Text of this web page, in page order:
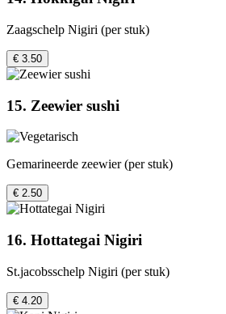
Zaagschelp Nigiri (per stuk)
€ 3.50
15. Zeewier sushi
Gemarineerde zeewier (per stuk)
€ 2.50
16. Hottategai Nigiri
St.jacobsschelp Nigiri (per stuk)
€ 4.20